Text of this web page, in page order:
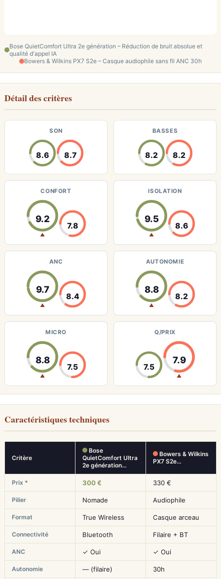
Bose QuietComfort Ultra 2e génération – Réduction de bruit absolue et
qualité d'appel IA
Bowers & Wilkins PX7 S2e – Casque audiophile sans fil ANC 30h
Détail des critères
SON
8.6 8.7
BASSES
8.2 8.2
CONFORT
9.2
▲
7.8
ISOLATION
9.5
▲
8.6
ANC
9.7
▲
8.4
AUTONOMIE
8.8
▲
8.2
MICRO
8.8
▲
7.5
Q/PRIX
7.5
7.9
▲
Caractéristiques techniques
Critère
Bose
QuietComfort Ultra
2e génération…
Bowers & Wilkins
PX7 S2e…
Prix * 300 € 330 €
Pilier Nomade Audiophile
Format True Wireless Casque arceau
Connectivité Bluetooth Filaire + BT
ANC ✓ Oui ✓ Oui
Autonomie — (filaire) 30h